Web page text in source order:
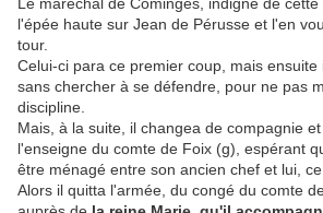
l'épée haute sur Jean de Pérusse et l'en
tour.
Celui-ci para ce premier coup, mais ensuite
sans chercher à se défendre, pour ne pas
discipline.
Mais, à la suite, il changea de compagnie
l'enseigne du comte de Foix (g), espérant
être ménagé entre son ancien chef et lui,
Alors il quitta l'armée, du congé du comte